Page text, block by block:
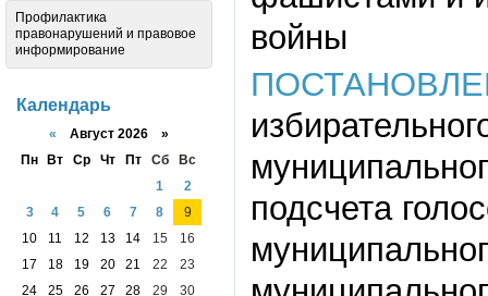
войны
подсчета
Профилактика
правонарушений и правовое
информирование
Календарь
« Август 2026 »
Пн
Вт Ср Чт Пт Сб
Вс
1
2
3
4 5 6 7 8
9
10
11 12 13 14 15
16
17
18 19 20 21 22
23
24
25 26 27 28 29
30